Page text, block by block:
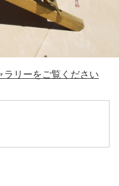
リーをご覧ください